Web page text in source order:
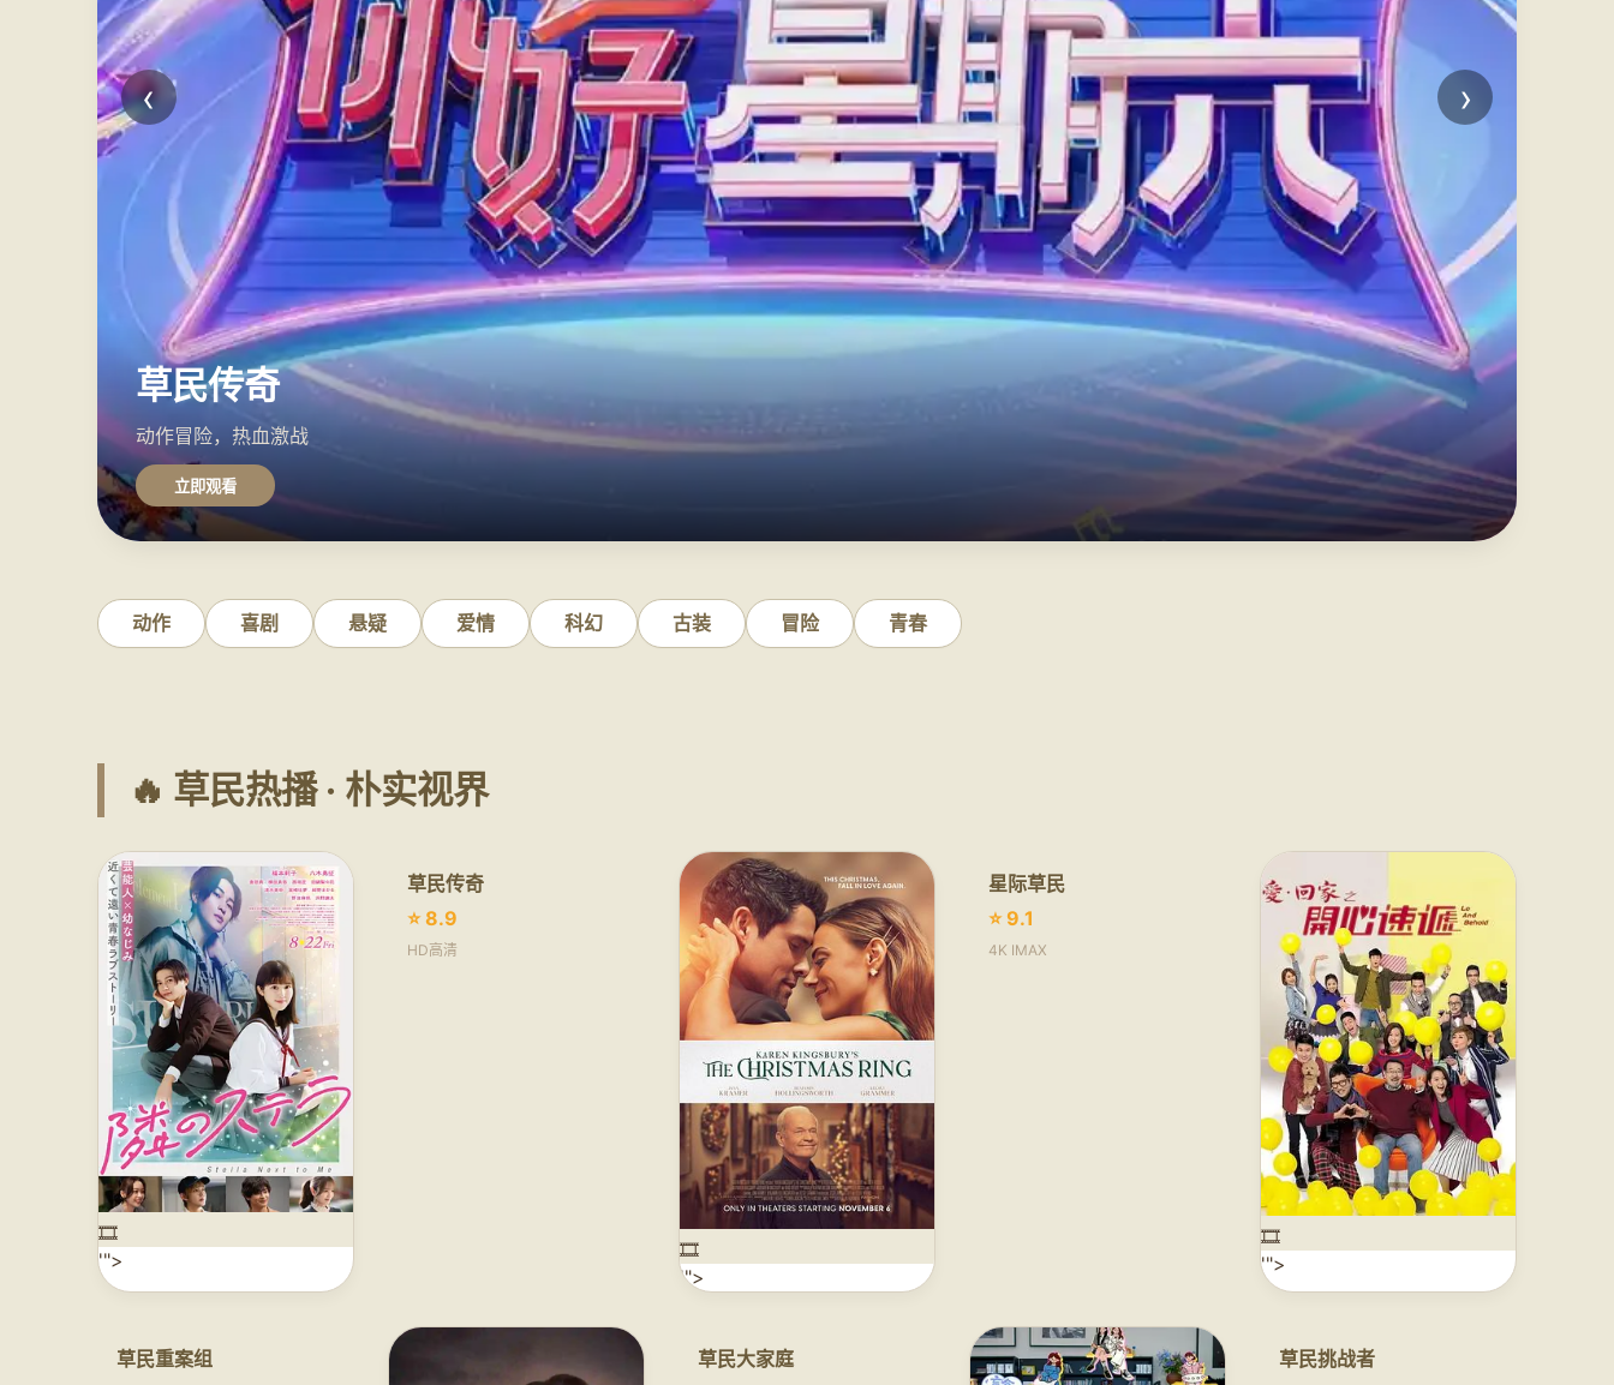
星际草民
科幻巨制，宇宙冒险
立即观看
‹ ›
动作 喜剧 悬疑 爱情 科幻 古装 冒险 青春
🔥 草民热播 · 朴实视界
🎞️
'">
草民传奇
⭐ 8.9
HD高清
🎞️
'">
星际草民
⭐ 9.1
4K IMAX
🎞️
'">
草民重案组
草民大家庭
草民挑战者